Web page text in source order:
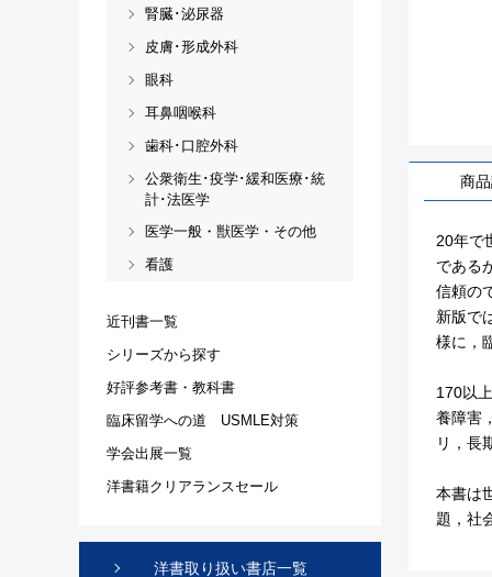
商
20年で
である
信頼の
新版で
様に，
170以
養障害
リ，長
本書は
題，社
腎臓･泌尿器
皮膚･形成外科
眼科
耳鼻咽喉科
歯科･口腔外科
公衆衛生･疫学･緩和医療･統
計･法医学
医学一般・獣医学・その他
看護
近刊書一覧
シリーズから探す
好評参考書・教科書
臨床留学への道 USMLE対策
学会出展一覧
洋書籍クリアランスセール
洋書取り扱い書店一覧